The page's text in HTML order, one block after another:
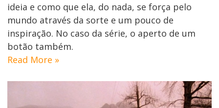
ideia e como que ela, do nada, se força pelo
mundo através da sorte e um pouco de
inspiração. No caso da série, o aperto de um
botão também.
Read More »